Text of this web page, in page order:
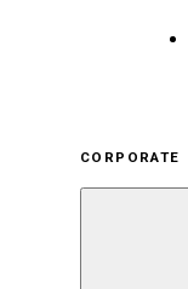
CORPORATE